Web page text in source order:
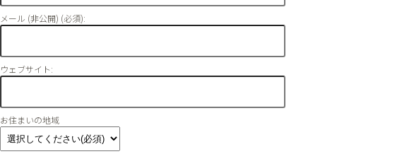
メール (非公開) (必須):
ウェブサイト:
お住まいの地域